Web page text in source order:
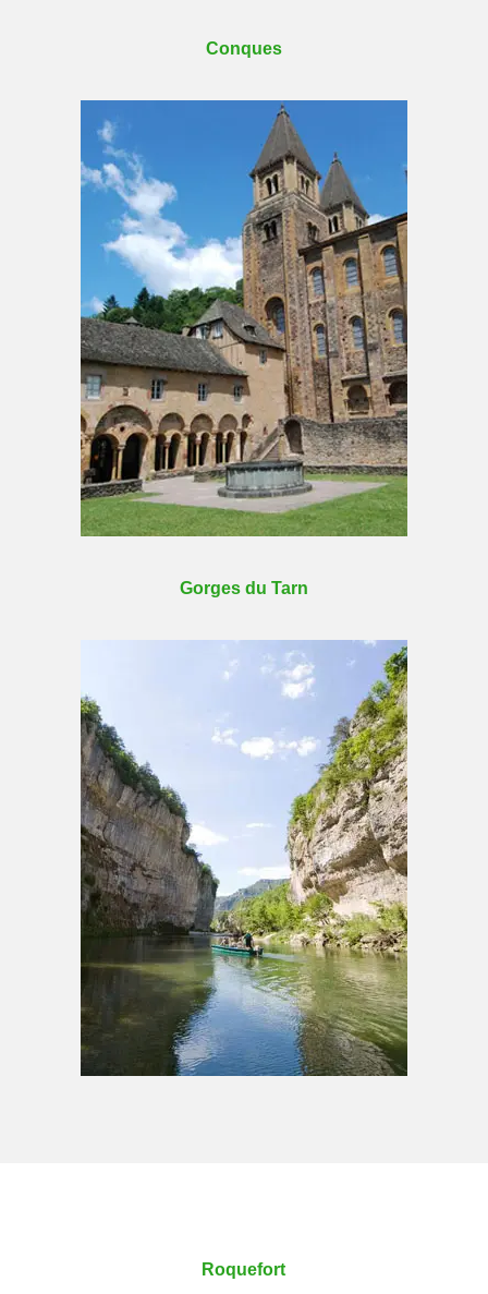
Conques
Gorges du Tarn
Roquefort